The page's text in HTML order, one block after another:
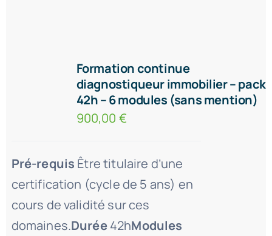
Formation continue
diagnostiqueur immobilier – pack
42h – 6 modules (sans mention)
900,00 €
Pré-requis Être titulaire d’une
certification (cycle de 5 ans) en
cours de validité sur ces
domaines.Durée42hModules